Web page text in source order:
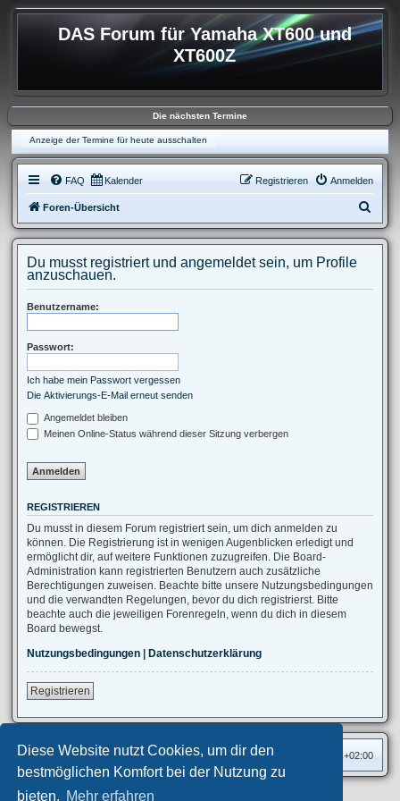
Diese Website nutzt Cookies, um dir den
bestmöglichen Komfort bei der Nutzung zu
bieten. Mehr erfahren
DAS Forum für Yamaha XT600 und
XT600Z
Die nächsten Termine
Anzeige der Termine für heute ausschalten
FAQ Kalender Anmelden
Registrieren
Foren-Übersicht
u
e
Du musst registriert und angemeldet sein, um Profile
anzuschauen.
Benutzername:
Passwort:
Ich habe mein Passwort vergessen
Die Aktivierungs-E-Mail erneut senden
Angemeldet bleiben
Meinen Online-Status während dieser Sitzung verbergen
REGISTRIEREN
Du musst in diesem Forum registriert sein, um dich anmelden zu
können. Die Registrierung ist in wenigen Augenblicken erledigt und
ermöglicht dir, auf weitere Funktionen zuzugreifen. Die Board-
Administration kann registrierten Benutzern auch zusätzliche
Berechtigungen zuweisen. Beachte bitte unsere Nutzungsbedingungen
und die verwandten Regelungen, bevor du dich registrierst. Bitte
beachte auch die jeweiligen Forenregeln, wenn du dich in diesem
Board bewegst.
Nutzungsbedingungen | Datenschutzerklärung
Registrieren
Foren-Übersicht Alle Zeiten sind UTC+02:00